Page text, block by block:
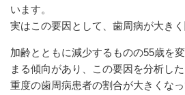
います。
実はこの要因として、歯周病が大きく
加齢とともに減少するものの55歳を
まる傾向があり、この要因を分析し
重度の歯周病患者の割合が大きくな